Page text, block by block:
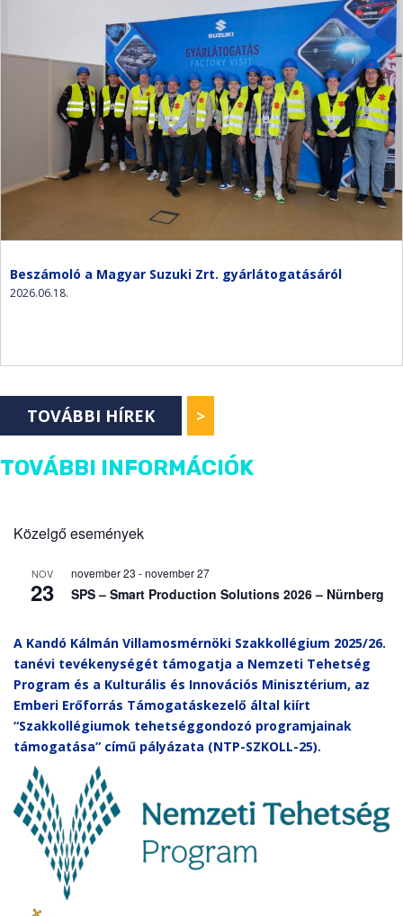
Beszámoló a Magyar Suzuki Zrt. gyárlátogatásáról
2026.06.18.
TOVÁBBI HÍREK >
TOVÁBBI INFORMÁCIÓK
Közelgő események
NOV
23
november 23 -november 27
SPS – Smart Production Solutions 2026 – Nürnberg
A Kandó Kálmán Villamosmérnöki Szakkollégium 2025/26.
tanévi tevékenységét támogatja a Nemzeti Tehetség
Program és a Kulturális és Innovációs Minisztérium, az
Emberi Erőforrás Támogatáskezelő által kiírt
“Szakkollégiumok tehetséggondozó programjainak
támogatása” című pályázata (NTP-SZKOLL-25).